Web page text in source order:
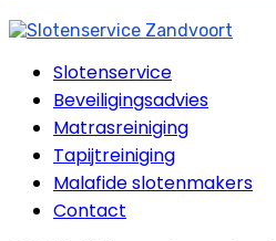
Slotenservice
Beveiligingsadvies
Matrasreiniging
Tapijtreiniging
Malafide slotenmakers
Contact